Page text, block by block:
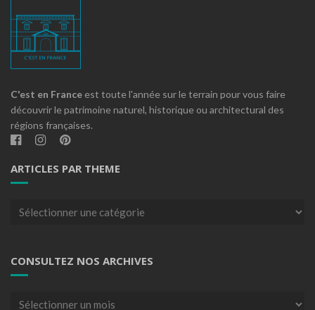
C'est en France est toute l'année sur le terrain pour vous faire
découvrir le patrimoine naturel, historique ou architectural des
régions françaises.
ARTICLES PAR THEME
Articles
CONSULTEZ NOS ARCHIVES
Consultez